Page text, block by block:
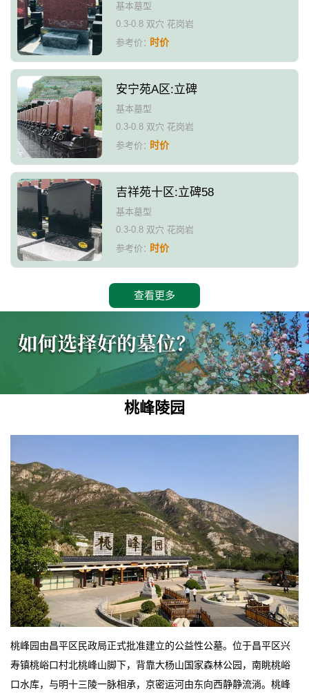
基本墓型
0.3-0.8 双穴 花岗岩
参考价：时价
安宁苑A区:立碑
基本墓型
0.3-0.8 双穴 花岗岩
参考价：时价
吉祥苑十区:立碑58
基本墓型
0.3-0.8 双穴 花岗岩
参考价：时价
查看更多
桃峰陵园
桃峰园由昌平区民政局正式批准建立的公益性公墓。位于昌平区兴
寿镇桃峪口村北桃峰山脚下，背靠大杨山国家森林公园，南眺桃峪
口水库，与明十三陵一脉相承，京密运河由东向西静静流淌。桃峰